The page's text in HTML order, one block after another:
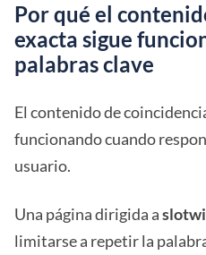
Por qué el
exacta sigue
palabras clave
El contenido de
funcionando cuando
usuario.
Una página dirigida a
limitarse a repetir la